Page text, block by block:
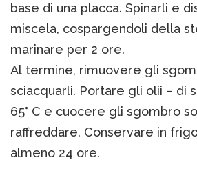
base di una placca. Spinarli e
miscela, cospargendoli della
marinare per 2 ore.
Al termine, rimuovere gli
sciacquarli. Portare gli olii – di
65° C e cuocere gli sgombro
raffreddare. Conservare in
almeno 24 ore.